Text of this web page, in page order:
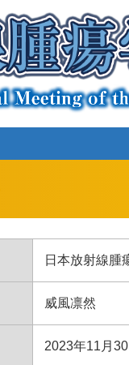
日本放射線腫
威風凛然
2023年11月